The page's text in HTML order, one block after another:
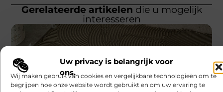
Uw privacy is belangrijk voor
ons.
Wij maken gebruik van cookies en vergelijkbare technologieën om te
begrijpen hoe onze website wordt gebruikt en om uw ervaring te
Gerelateerde artikelen die u mogelijk
interesseren